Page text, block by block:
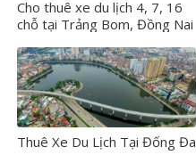
Cho thuê xe du lịch 4, 7, 16
chỗ tại Trảng Bom, Đồng Nai
Thuê Xe Du Lịch Tại Đống Đa